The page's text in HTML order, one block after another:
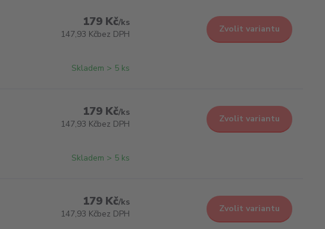
179 Kč/ks
147,93 Kčbez DPH
Skladem > 5 ks
Zvolit variantu
179 Kč/ks
147,93 Kčbez DPH
Skladem > 5 ks
Zvolit variantu
179 Kč/ks
147,93 Kčbez DPH Zvolit variantu